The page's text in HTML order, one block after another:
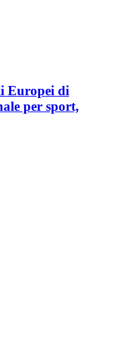
Europei di
per sport,